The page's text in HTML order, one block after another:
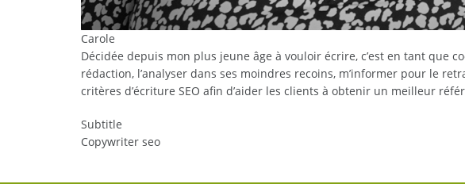
Carole
Décidée depuis mon plus jeune âge à vouloir écrire, c’est en tant que
rédaction, l’analyser dans ses moindres recoins, m’informer pour le
critères d’écriture SEO afin d’aider les clients à obtenir un meilleur
Subtitle
Copywriter seo